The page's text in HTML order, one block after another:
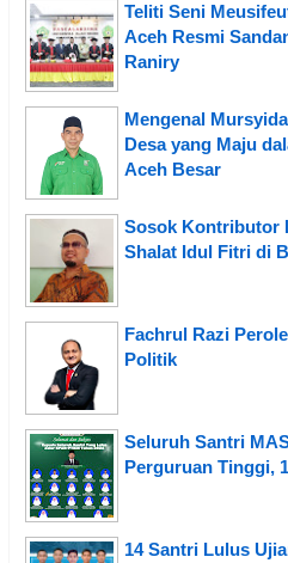
Teliti Seni
Aceh Resmi
Raniry
Mengenal
Desa yang Maju
Aceh Besar
Sosok Kontributor
Shalat Idul Fitri di
Fachrul Razi
Politik
Seluruh Santri
Perguruan Tinggi,
14 Santri Lulus